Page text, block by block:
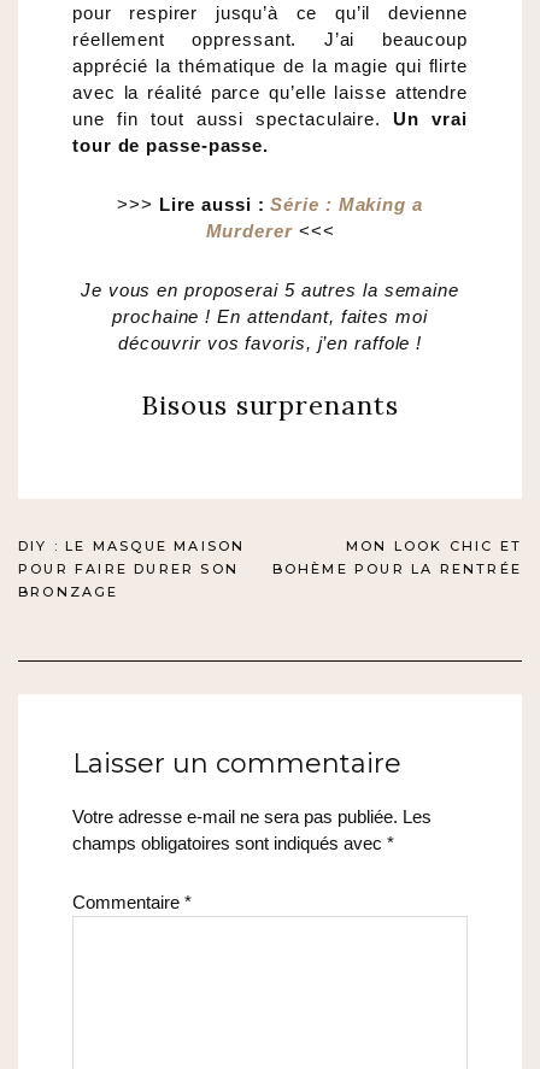
pour respirer jusqu’à ce qu’il devienne
réellement oppressant. J’ai beaucoup
apprécié la thématique de la magie qui flirte
avec la réalité parce qu’elle laisse attendre
une fin tout aussi spectaculaire. Un vrai
tour de passe-passe.
>>> Lire aussi :Série : Making a
Murderer <<<
Je vous en proposerai 5 autres la semaine
prochaine ! En attendant, faites moi
découvrir vos favoris, j’en raffole !
Bisous surprenants
NAVIGATION
DE
DIY : LE MASQUE MAISON
POUR FAIRE DURER SON
BRONZAGE
MON LOOK CHIC ET
BOHÈME POUR LA RENTRÉE
Laisser un commentaire
Votre adresse e-mail ne sera pas publiée. Les
champs obligatoires sont indiqués avec *
Commentaire *